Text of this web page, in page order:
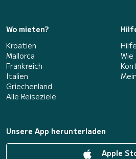
Wo mieten?
Kroatien
Mallorca
Frankreich
Italien
Griechenland
Alle Reiseziele
Unsere App herunterladen
Apple